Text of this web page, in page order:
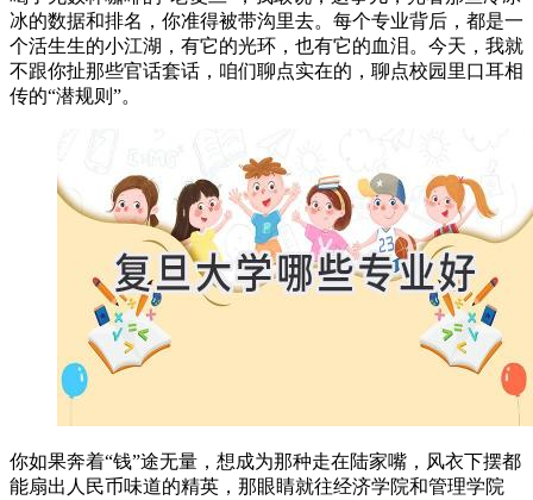
冰的数据和排名，你准得被带沟里去。每个专业背后，都是一
个活生生的小江湖，有它的光环，也有它的血泪。今天，我就
不跟你扯那些官话套话，咱们聊点实在的，聊点校园里口耳相
传的“潜规则”。
你如果奔着“钱”途无量，想成为那种走在陆家嘴，风衣下摆都
能扇出人民币味道的精英，那眼睛就往经济学院和管理学院